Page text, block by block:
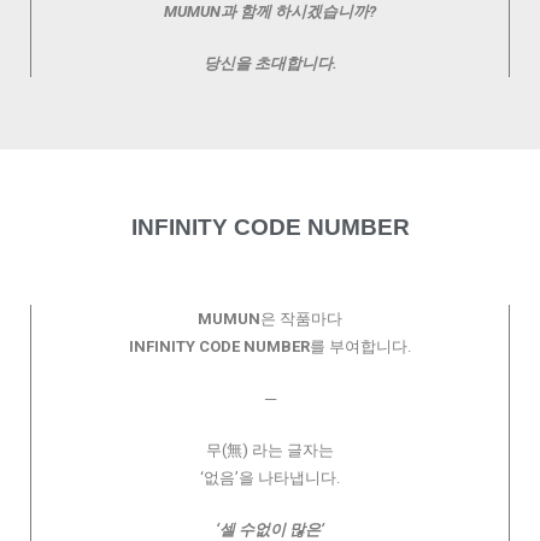
MUMUN과 함께 하시겠습니까?
당신을 초대합니다.
INFINITY CODE NUMBER
MUMUN은 작품마다
INFINITY CODE NUMBER를 부여합니다.
─
무(無) 라는 글자는
‘없음’을 나타냅니다.
‘셀 수없이 많은’